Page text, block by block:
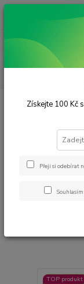
PVC podlahy
PVC
Fortexa
TOP produkt
Získejte 100 Kč
Přeji si odebírat
Souhlasím